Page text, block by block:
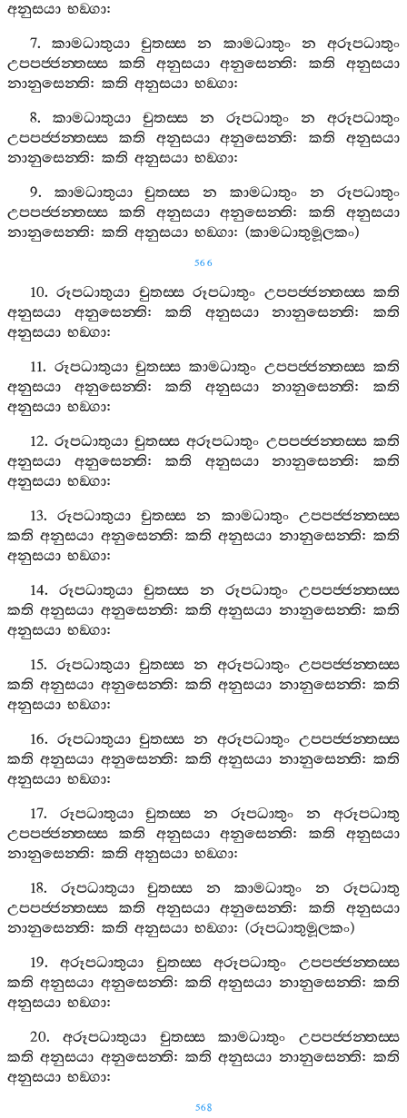
අනුසයා භඞ‍්ගා:
7. කාමධාතුයා චුතස‍්ස න කාමධාතුං න
අරූපධාතුං
උපපජ‍්ජන‍්තස‍්ස
කති අනුසයා අනුසෙන‍්ති:කති
අනුසයා
නානුසෙන‍්ති: කති අනුසයා භඞ‍්ගා:
8. කාමධාතුයා චුතස‍්ස න රූපධාතුං න
අරූපධාතුං
උපපජ‍්ජන‍්තස‍්ස
කති අනුසයා අනුසෙන‍්ති:කති
අනුසයා
නානුසෙන‍්ති: කති අනුසයා භඞ‍්ගා:
9. කාමධාතුයා චුතස‍්ස න කාමධාතුං න
රූපධාතුං
උපපජ‍්ජන‍්තස‍්ස
කති අනුසයා අනුසෙන‍්ති:කති
අනුසයා
නානුසෙන‍්ති: කති අනුසයා භඞ‍්ගා: (කාමධාතුමූලකං)
566
10.රූපධාතුයා චුතස‍්ස රූපධාතුං උපපජ‍්ජන‍්තස‍්ස කති
අනුසයා
අනුසෙන‍්ති:කති අනුසයා නානුසෙන‍්ති:කති
අනුසයා භඞ‍්ගා:
11. රූපධාතුයා චුතස‍්ස කාමධාතුං උපපජ‍්ජන‍්තස‍්ස කති
අනුසයා
අනුසෙන‍්ති:කති අනුසයා නානුසෙන‍්ති:කති
අනුසයා භඞ‍්ගා:
12. රූපධාතුයා චුතස‍්ස අරූපධාතුං උපපජ‍්ජන‍්තස‍්ස කති
අනුසයා
අනුසෙන‍්ති:කති අනුසයා නානුසෙන‍්ති:කති
අනුසයා භඞ‍්ගා:
13. රූපධාතුයා චුතස‍්ස න කාමධාතුං උපපජ‍්ජන‍්තස‍්ස
කති අනුසයා අනුසෙන‍්ති:කති අනුසයා නානුසෙන‍්ති:කති
අනුසයා භඞ‍්ගා:
14. රූපධාතුයා චුතස‍්ස න රූපධාතුං
උපපජ‍්ජන‍්තස‍්ස
කති අනුසයා අනුසෙන‍්ති:කති අනුසයා නානුසෙන‍්ති:කති
අනුසයා භඞ‍්ගා:
15. රූපධාතුයා චුතස‍්ස න අරූපධාතුං උපපජ‍්ජන‍්තස‍්ස
කති අනුසයා අනුසෙන‍්ති:කති අනුසයා නානුසෙන‍්ති:කති
අනුසයා භඞ‍්ගා:
16. රූපධාතුයා චුතස‍්ස න අරූපධාතුං උපපජ‍්ජන‍්තස‍්ස
කති අනුසයා අනුසෙන‍්ති:කති අනුසයා නානුසෙන‍්ති:කති
අනුසයා භඞ‍්ගා:
17. රූපධාතුයා චුතස‍්ස න රූපධාතුං න
අරූපධාතු
උපපජ‍්ජන‍්තස‍්ස
කති අනුසයා අනුසෙන‍්ති:කති
අනුසයා
නානුසෙන‍්ති: කති අනුසයා භඞ‍්ගා:
18. රූපධාතුයා චුතස‍්ස න කාමධාතුං න
රූපධාතු
උපපජ‍්ජන‍්තස‍්ස
කති අනුසයා අනුසෙන‍්ති:කති
අනුසයා
නානුසෙන‍්ති: කති අනුසයා භඞ‍්ගා: (රූපධාතුමූලකං)
19.අරූපධාතුයා චුතස‍්ස අරූපධාතුං
උපපජ‍්ජන‍්තස‍්ස
කති අනුසයා අනුසෙන‍්ති:කති අනුසයා නානුසෙන‍්ති:කති
අනුසයා භඞ‍්ගා:
20.අරූපධාතුයා චුතස‍්ස කාමධාතුං
උපපජ‍්ජන‍්තස‍්ස
කති අනුසයා අනුසෙන‍්ති:කති අනුසයා නානුසෙන‍්ති:කති
අනුසයා භඞ‍්ගා:
568